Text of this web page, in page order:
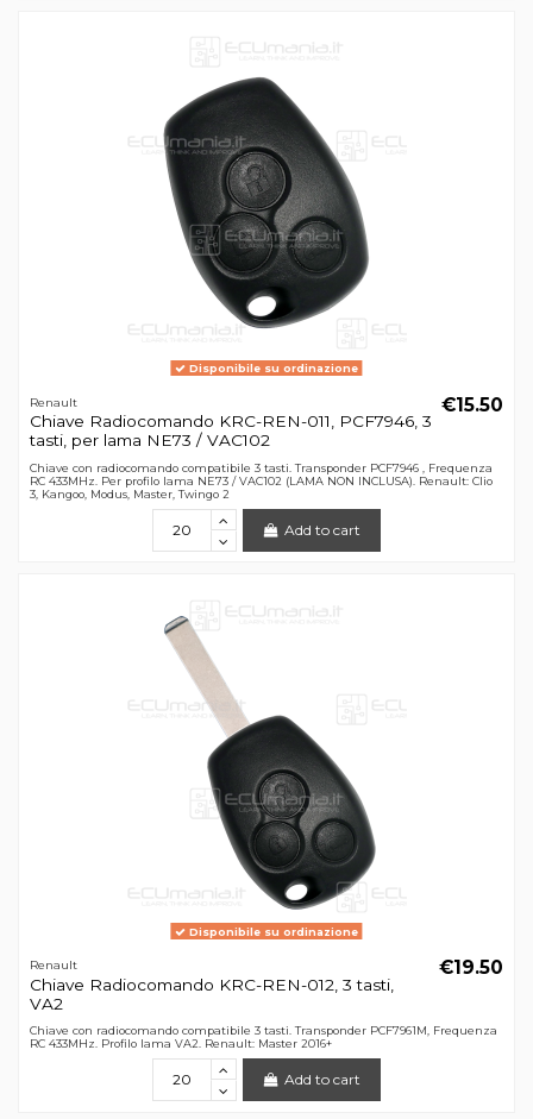
Disponibile su ordinazione
Renault
Chiave Radiocomando KRC-REN-011, PCF7946, 3
tasti, per lama NE73 / VAC102
€15.50
Chiave con radiocomando compatibile 3 tasti. Transponder PCF7946 , Frequenza
RC 433MHz. Per profilo lama NE73 / VAC102 (LAMA NON INCLUSA). Renault: Clio
3, Kangoo, Modus, Master, Twingo 2
Add to cart
Disponibile su ordinazione
Renault
Chiave Radiocomando KRC-REN-012, 3 tasti,
VA2
€19.50
Chiave con radiocomando compatibile 3 tasti. Transponder PCF7961M, Frequenza
RC 433MHz. Profilo lama VA2. Renault: Master 2016+
Add to cart